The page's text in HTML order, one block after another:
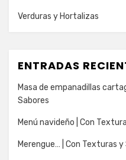
Verduras y Hortalizas
ENTRADAS
Masa de empanadillas
Sabores
Menú navideño | Con
Merengue… | Con Texturas y